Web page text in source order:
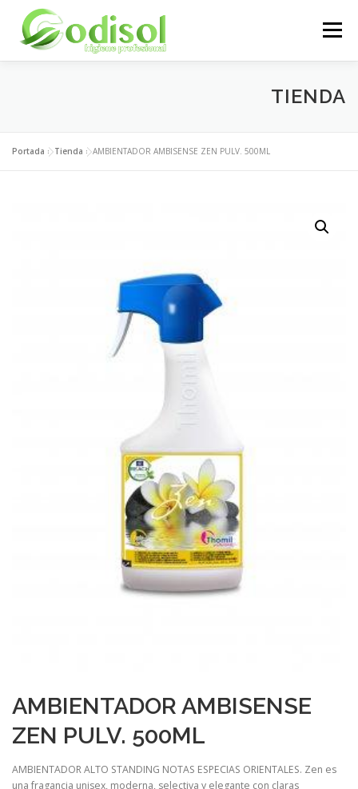
contenido
Menú
ÁREA CLIENTES CONTACTO
TIENDA
Portada »Tienda »AMBIENTADOR AMBISENSE ZEN PULV. 500ML
AMBIENTADOR AMBISENSE
ZEN PULV. 500ML
AMBIENTADOR ALTO STANDING NOTAS ESPECIAS ORIENTALES. Zen es
una fragancia unisex, moderna, selectiva y elegante con claras